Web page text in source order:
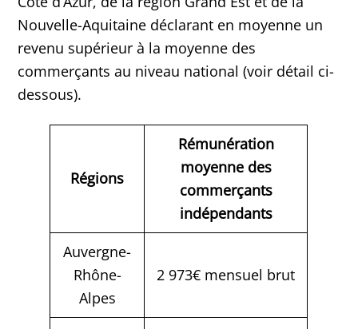
Nouvelle-Aquitaine déclarant en moyenne un
revenu supérieur à la moyenne des
commerçants au niveau national (voir détail ci-
dessous).
Régions
Rémunération
moyenne des
commerçants
indépendants
Auvergne-
Rhône-
Alpes
2 973€ mensuel brut